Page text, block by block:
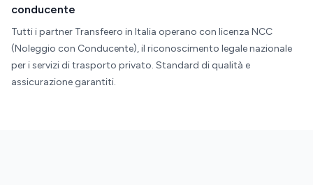
conducente
Tutti i partner Transfeero in Italia operano con licenza NCC
(Noleggio con Conducente), il riconoscimento legale nazionale
per i servizi di trasporto privato. Standard di qualità e
assicurazione garantiti.